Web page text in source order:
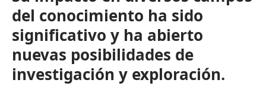
del conocimiento ha sido
significativo y ha abierto
nuevas posibilidades de
investigación y exploración.